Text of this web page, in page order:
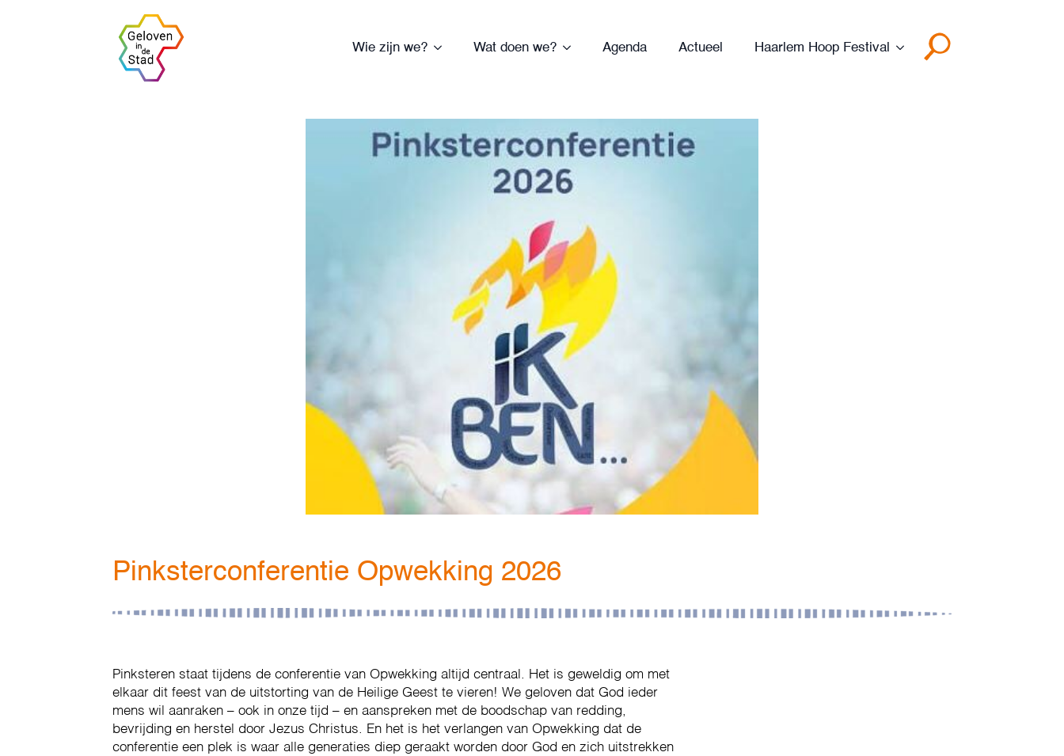
Wie zijn we? Wat doen we? Agenda Actueel Haarlem Hoop Festival
Pinksterconferentie Opwekking 2026
Pinksteren staat tijdens de conferentie van Opwekking altijd centraal. Het is geweldig om met
elkaar dit feest van de uitstorting van de Heilige Geest te vieren! We geloven dat God ieder
mens wil aanraken – ook in onze tijd – en aanspreken met de boodschap van redding,
bevrijding en herstel door Jezus Christus. En het is het verlangen van Opwekking dat de
conferentie een plek is waar alle generaties diep geraakt worden door God en zich uitstrekken